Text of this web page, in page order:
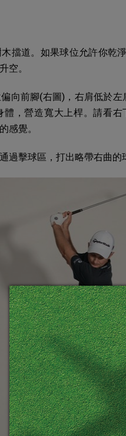
擋道。如果球位允許你乾
空。
向前腳(右圖)，右肩低於
，營造寬大上桿。請看
感覺。
過擊球區，打出略帶右曲的